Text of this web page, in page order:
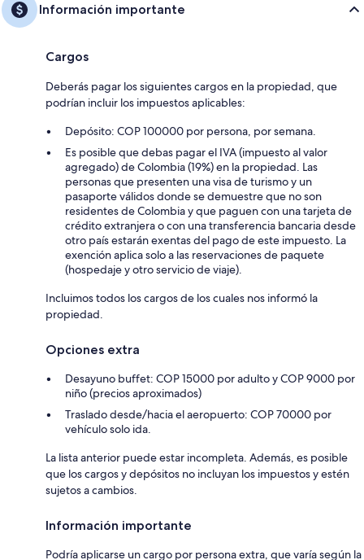
Información importante
Cargos
Deberás pagar los siguientes cargos en la propiedad, que
podrían incluir los impuestos aplicables:
Depósito: COP 100000 por persona, por semana.
Es posible que debas pagar el IVA (impuesto al valor
agregado) de Colombia (19%) en la propiedad. Las
personas que presenten una visa de turismo y un
pasaporte válidos donde se demuestre que no son
residentes de Colombia y que paguen con una tarjeta de
crédito extranjera o con una transferencia bancaria desde
otro país estarán exentas del pago de este impuesto. La
exención aplica solo a las reservaciones de paquete
(hospedaje y otro servicio de viaje).
Incluimos todos los cargos de los cuales nos informó la
propiedad.
Opciones extra
Desayuno buffet: COP 15000 por adulto y COP 9000 por
niño (precios aproximados)
Traslado desde/hacia el aeropuerto: COP 70000 por
vehículo solo ida.
La lista anterior puede estar incompleta. Además, es posible
que los cargos y depósitos no incluyan los impuestos y estén
sujetos a cambios.
Información importante
Podría aplicarse un cargo por persona extra, que varía según la